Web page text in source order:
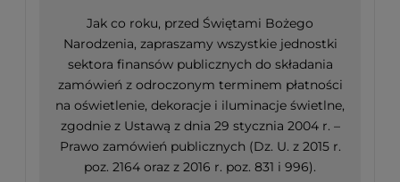
Jak co roku, przed Świętami Bożego
Narodzenia, zapraszamy wszystkie jednostki
sektora finansów publicznych do składania
zamówień z odroczonym terminem płatności
na oświetlenie, dekoracje i iluminacje świetlne,
zgodnie z Ustawą z dnia 29 stycznia 2004 r. –
Prawo zamówień publicznych (Dz. U. z 2015 r.
poz. 2164 oraz z 2016 r. poz. 831 i 996).